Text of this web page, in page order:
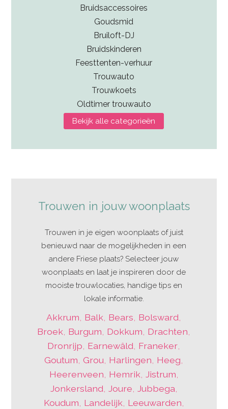
Bruidsaccessoires
Goudsmid
Bruiloft-DJ
Bruidskinderen
Feesttenten-verhuur
Trouwauto
Trouwkoets
Oldtimer trouwauto
Bekijk alle categorieën
Trouwen in jouw woonplaats
Trouwen in je eigen woonplaats of juist
benieuwd naar de mogelijkheden in een
andere Friese plaats? Selecteer jouw
woonplaats en laat je inspireren door de
mooiste trouwlocaties, handige tips en
lokale informatie.
Akkrum, Balk, Bears, Bolsward,
Broek, Burgum, Dokkum, Drachten,
Dronrijp, Earnewâld, Franeker,
Goutum,Grou, Harlingen, Heeg,
Heerenveen, Hemrik, Jistrum,
Jonkersland, Joure, Jubbega,
Koudum, Landelijk, Leeuwarden,